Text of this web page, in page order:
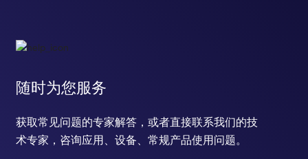
随时为您服务
获取常见问题的专家解答，或者直接联系我们的技
术专家，咨询应用、设备、常规产品使用问题。